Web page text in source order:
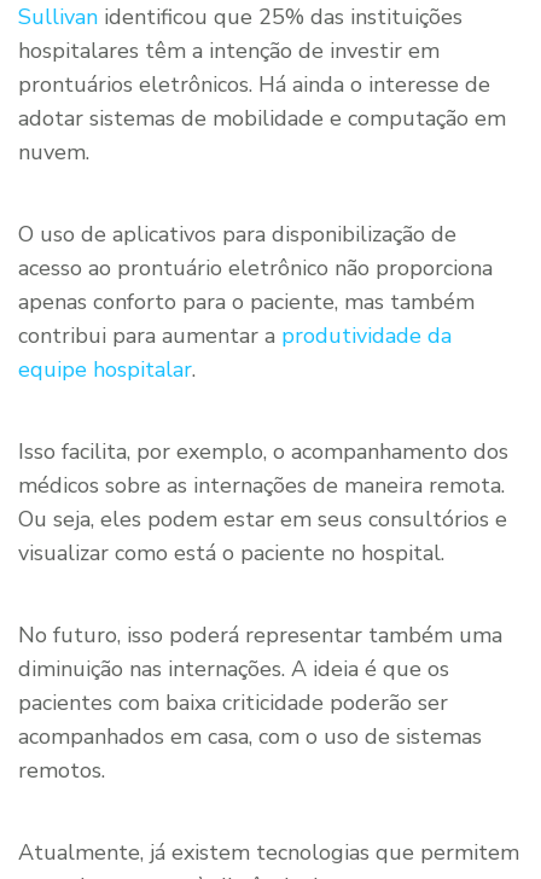
Sullivan identificou que 25% das instituições
hospitalares têm a intenção de investir em
prontuários eletrônicos. Há ainda o interesse de
adotar sistemas de mobilidade e computação em
nuvem.
O uso de aplicativos para disponibilização de
acesso ao prontuário eletrônico não proporciona
apenas conforto para o paciente, mas também
contribui para aumentar a produtividade da
equipe hospitalar.
Isso facilita, por exemplo, o acompanhamento dos
médicos sobre as internações de maneira remota.
Ou seja, eles podem estar em seus consultórios e
visualizar como está o paciente no hospital.
No futuro, isso poderá representar também uma
diminuição nas internações. A ideia é que os
pacientes com baixa criticidade poderão ser
acompanhados em casa, com o uso de sistemas
remotos.
Atualmente, já existem tecnologias que permitem